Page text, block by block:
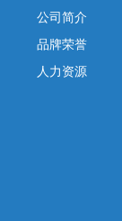
公司简介
品牌荣誉
人力资源